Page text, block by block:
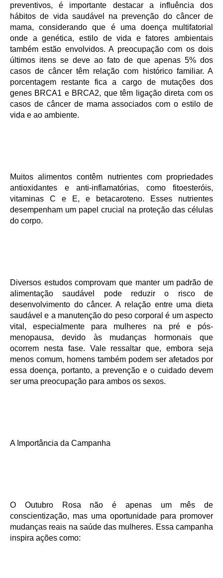
preventivos, é importante destacar a influência dos
hábitos de vida saudável na prevenção do câncer de
mama, considerando que é uma doença multifatorial
onde a genética, estilo de vida e fatores ambientais
também estão envolvidos. A preocupação com os dois
últimos itens se deve ao fato de que apenas 5% dos
casos de câncer têm relação com histórico familiar. A
porcentagem restante fica a cargo de mutações dos
genes BRCA1 e BRCA2, que têm ligação direta com os
casos de câncer de mama associados com o estilo de
vida e ao ambiente.
Muitos alimentos contêm nutrientes com propriedades
antioxidantes e anti-inflamatórias, como fitoesteróis,
vitaminas C e E, e betacaroteno. Esses nutrientes
desempenham um papel crucial na proteção das células
do corpo.
Diversos estudos comprovam que manter um padrão de
alimentação saudável pode reduzir o risco de
desenvolvimento do câncer. A relação entre uma dieta
saudável e a manutenção do peso corporal é um aspecto
vital, especialmente para mulheres na pré e pós-
menopausa, devido às mudanças hormonais que
ocorrem nesta fase. Vale ressaltar que, embora seja
menos comum, homens também podem ser afetados por
essa doença, portanto, a prevenção e o cuidado devem
ser uma preocupação para ambos os sexos.
A Importância da Campanha
O Outubro Rosa não é apenas um mês de
conscientização, mas uma oportunidade para promover
mudanças reais na saúde das mulheres. Essa campanha
inspira ações como: